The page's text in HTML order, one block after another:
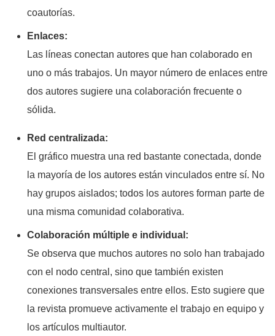
coautorías.
Enlaces:
Las líneas conectan autores que han colaborado en
uno o más trabajos. Un mayor número de enlaces entre
dos autores sugiere una colaboración frecuente o
sólida.
Red centralizada:
El gráfico muestra una red bastante conectada, donde
la mayoría de los autores están vinculados entre sí. No
hay grupos aislados; todos los autores forman parte de
una misma comunidad colaborativa.
Colaboración múltiple e individual:
Se observa que muchos autores no solo han trabajado
con el nodo central, sino que también existen
conexiones transversales entre ellos. Esto sugiere que
la revista promueve activamente el trabajo en equipo y
los artículos multiautor.